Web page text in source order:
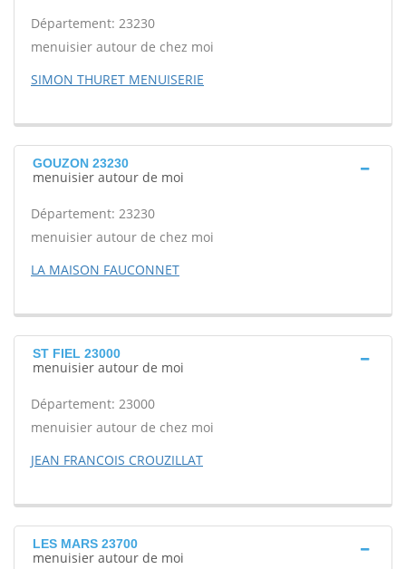
Département: 23230
menuisier autour de chez moi
SIMON THURET MENUISERIE
GOUZON 23230
menuisier autour de moi
Département: 23230
menuisier autour de chez moi
LA MAISON FAUCONNET
ST FIEL 23000
menuisier autour de moi
Département: 23000
menuisier autour de chez moi
JEAN FRANCOIS CROUZILLAT
LES MARS 23700
menuisier autour de moi